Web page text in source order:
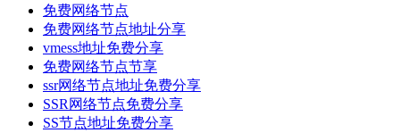
免费网络节点
免费网络节点地址分享
vmess地址免费分享
免费网络节点节享
ssr网络节点地址免费分享
SSR网络节点免费分享
SS节点地址免费分享